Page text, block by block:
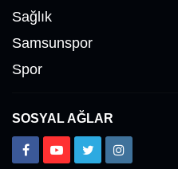
Sağlık
Samsunspor
Spor
SOSYAL AĞLAR